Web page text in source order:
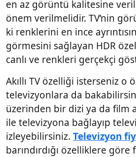
en az görüntü kalitesine
önem verilmelidir. TV’nin
ki renklerini en ince
görmesini sağlayan HDR
canlı ve renkleri gerçekçi
Akıllı TV özelliği isterseniz o
televizyonlara da
üzerinden bir dizi ya da film
ile televizyona bağlayıp
izleyebilirsiniz. Televizyon
barındırdığı özelliklere göre